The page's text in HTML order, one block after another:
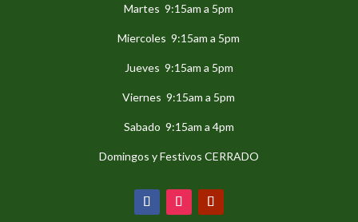
Martes 9:15am a 5pm
Miercoles 9:15am a 5pm
Jueves 9:15am a 5pm
Viernes 9:15am a 5pm
Sabado 9:15am a 4pm
Domingos y Festivos CERRADO